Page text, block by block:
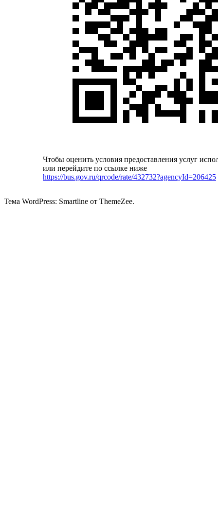
Чтобы оценить условия предоставления услуг
или перейдите по ссылке ниже
https://bus.gov.ru/qrcode/rate/432732?agencyId=206425
Тема WordPress: Smartline от ThemeZee.